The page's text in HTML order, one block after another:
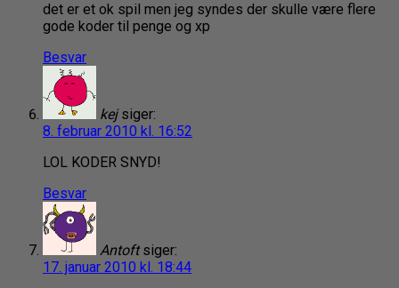
det er et ok spil men jeg syndes der skulle være flere
gode koder til penge og xp
Besvar
kej siger:
8. februar 2010 kl. 16:52
LOL KODER SNYD!
Besvar
Antoft siger:
17. januar 2010 kl. 18:44